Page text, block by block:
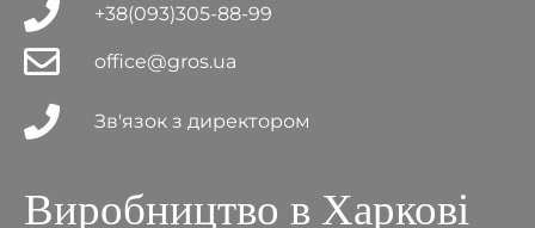
+38(093)305-88-99
office@gros.ua
Зв'язок з директором
Виробництво в Харкові